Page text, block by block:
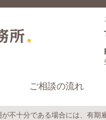
ご相談の流れ
不十分である場合には、有期